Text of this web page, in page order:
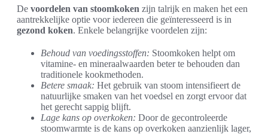
De voordelen van stoomkoken zijn talrijk en maken het een
aantrekkelijke optie voor iedereen die geïnteresseerd is in
gezond koken. Enkele belangrijke voordelen zijn:
Behoud van voedingsstoffen: Stoomkoken helpt om
vitamine- en mineraalwaarden beter te behouden dan
traditionele kookmethoden.
Betere smaak: Het gebruik van stoom intensifieert de
natuurlijke smaken van het voedsel en zorgt ervoor dat
het gerecht sappig blijft.
Lage kans op overkoken: Door de gecontroleerde
stoomwarmte is de kans op overkoken aanzienlijk lager,